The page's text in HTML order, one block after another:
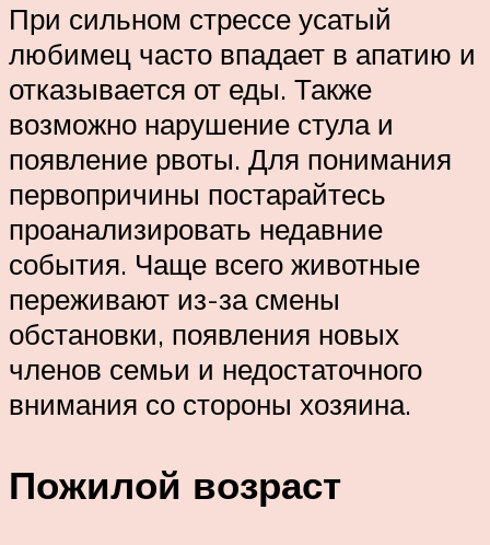
При сильном стрессе усатый
любимец часто впадает в апатию и
отказывается от еды. Также
возможно нарушение стула и
появление рвоты. Для понимания
первопричины постарайтесь
проанализировать недавние
события. Чаще всего животные
переживают из-за смены
обстановки, появления новых
членов семьи и недостаточного
внимания со стороны хозяина.
Пожилой возраст